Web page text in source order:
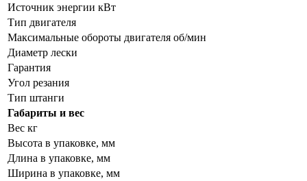
Источник энергии кВт
Тип двигателя
Максимальные обороты двигателя об/мин
Диаметр лески
Гарантия
Угол резания
Тип штанги
Габариты и вес
Вес кг
Высота в упаковке, мм
Длина в упаковке, мм
Ширина в упаковке, мм